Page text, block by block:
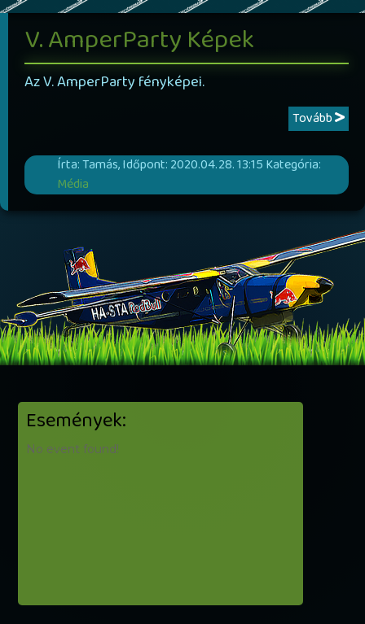
V. AmperParty Képek
Az V. AmperParty fényképei.
Tovább
Írta: Tamás, Időpont: 2020.04.28. 13:15 Kategória:
Média
Események:
No event found!